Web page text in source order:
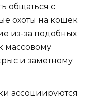
общаться с
охоты на кошек
из-за подобных
массовому
и заметному
ассоциируются